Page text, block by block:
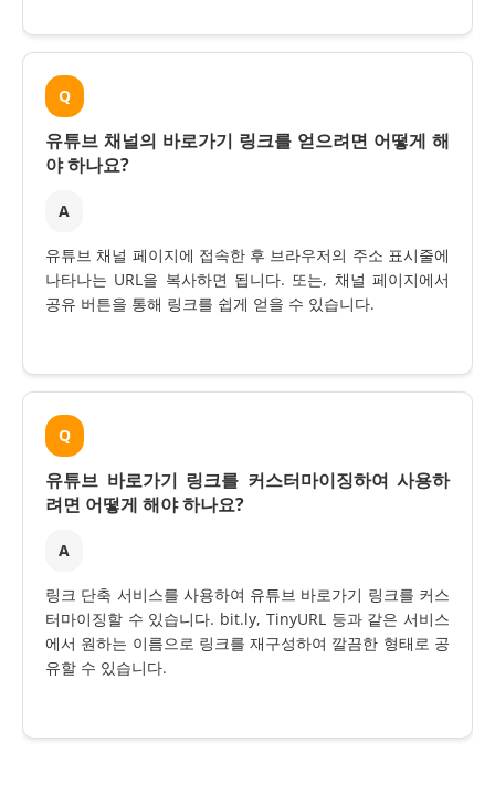
Q
유튜브 채널의 바로가기 링크를 얻으려면 어떻게 해
야 하나요?
A
유튜브 채널 페이지에 접속한 후 브라우저의 주소 표시줄에
나타나는 URL을 복사하면 됩니다. 또는, 채널 페이지에서
공유 버튼을 통해 링크를 쉽게 얻을 수 있습니다.
Q
유튜브 바로가기 링크를 커스터마이징하여 사용하
려면 어떻게 해야 하나요?
A
링크 단축 서비스를 사용하여 유튜브 바로가기 링크를 커스
터마이징할 수 있습니다. bit.ly, TinyURL 등과 같은 서비스
에서 원하는 이름으로 링크를 재구성하여 깔끔한 형태로 공
유할 수 있습니다.